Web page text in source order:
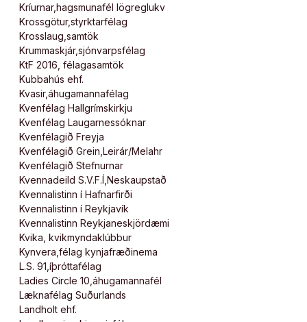
Kríurnar,hagsmunafél lögreglukv
Krossgötur,styrktarfélag
Krosslaug,samtök
Krummaskjár,sjónvarpsfélag
KtF 2016, félagasamtök
Kubbahús ehf.
Kvasir,áhugamannafélag
Kvenfélag Hallgrímskirkju
Kvenfélag Laugarnessóknar
Kvenfélagið Freyja
Kvenfélagið Grein,Leirár/Melahr
Kvenfélagið Stefnurnar
Kvennadeild S.V.F.Í,Neskaupstað
Kvennalistinn í Hafnarfirði
Kvennalistinn í Reykjavík
Kvennalistinn Reykjaneskjördæmi
Kvika, kvikmyndaklúbbur
Kynvera,félag kynjafræðinema
L.S. 91,íþróttafélag
Ladies Circle 10,áhugamannafél
Læknafélag Suðurlands
Landholt ehf.